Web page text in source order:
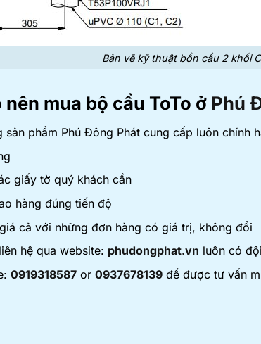
Bản vẽ kỹ thuật bồn cầu 2 khối
nên mua bộ cầu ToTo ở Phú
sản phẩm Phú Đông Phát cung cấp luôn chính
giấy tờ quý khách cần
hàng đúng tiến độ
cả với những đơn hàng có giá trị, không đổi
hệ qua website: phudongphat.vn luôn có
0919318587 or 0937678139 để được tư vấn